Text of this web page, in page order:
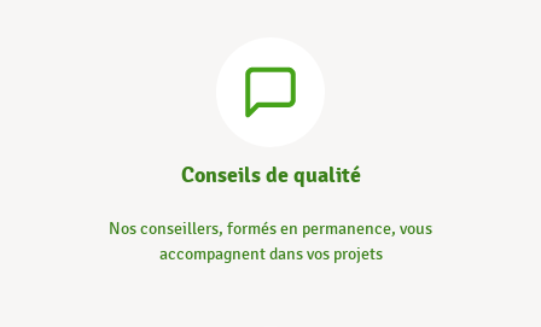
Conseils de qualité
Nos conseillers, formés en permanence, vous
accompagnent dans vos projets